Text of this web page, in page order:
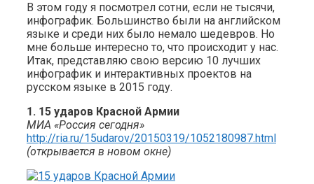
В этом году я посмотрел сотни, если не тысячи,
инфографик. Большинство были на английском
языке и среди них было немало шедевров. Но
мне больше интересно то, что происходит у нас.
Итак, представляю свою версию 10 лучших
инфографик и интерактивных проектов на
русском языке в 2015 году.
1. 15 ударов Красной Армии
МИА «Россия сегодня»
http://ria.ru/15udarov/20150319/1052180987.html
(открывается в новом окне)